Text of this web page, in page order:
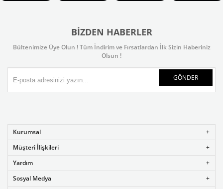
BIZDEN HABERLER
Bültenimize Üye Olun ! Tüm İndirim ve Fırsatlardan İlk Sizin Haberiniz
Olsun !
GÖNDER
Kurumsal
Müşteri İlişkileri
Yardım
Sosyal Medya